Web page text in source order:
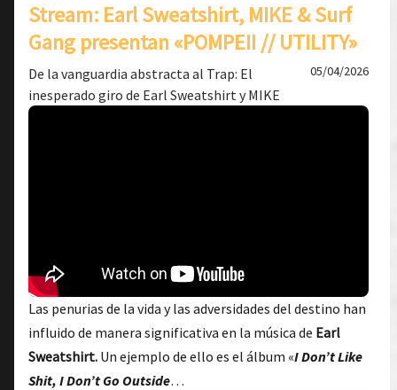
Stream: Earl Sweatshirt, MIKE & Surf
Gang presentan «POMPEII // UTILITY»
De la vanguardia abstracta al Trap: El
inesperado giro de Earl Sweatshirt y MIKE
05/04/2026
Las penurias de la vida y las adversidades del destino han
influido de manera significativa en la música de Earl
Sweatshirt. Un ejemplo de ello es el álbum «I Don’t Like
Shit, I Don’t Go Outside…